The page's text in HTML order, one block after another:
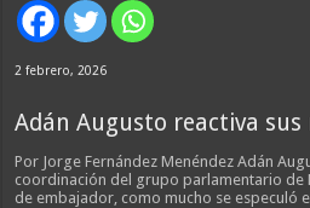
2 febrero, 2026
Adán Augusto reactiva sus
Por Jorge Fernández Menéndez Adán
coordinación del grupo parlamentario de
de embajador, como mucho se especuló